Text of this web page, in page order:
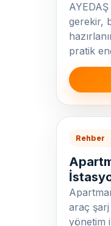
gerekir,
pratik
Rehber
araç
yönetim